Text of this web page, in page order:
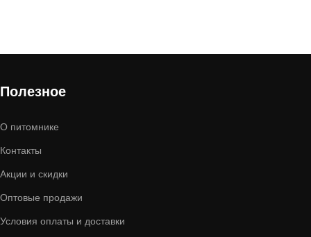
Полезное
О питомнике
Контакты
Акции и скидки
Оптовые продажи
Условия оплаты и доставки